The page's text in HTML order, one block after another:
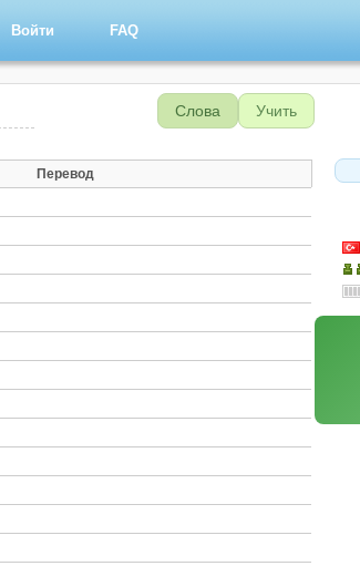
Войти FAQ
Слова Учить
Перевод